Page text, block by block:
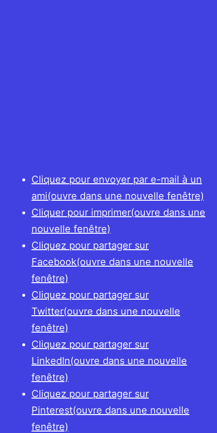
Cliquez pour envoyer par e-mail à un
ami(ouvre dans une nouvelle fenêtre)
Cliquer pour imprimer(ouvre dans une
nouvelle fenêtre)
Cliquez pour partager sur
Facebook(ouvre dans une nouvelle
fenêtre)
Cliquez pour partager sur
Twitter(ouvre dans une nouvelle
fenêtre)
Cliquez pour partager sur
LinkedIn(ouvre dans une nouvelle
fenêtre)
Cliquez pour partager sur
Pinterest(ouvre dans une nouvelle
fenêtre)